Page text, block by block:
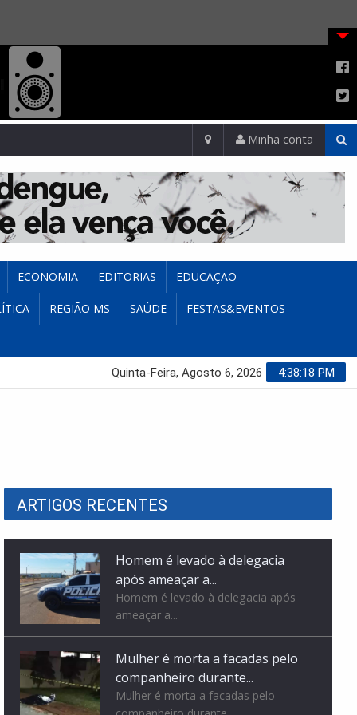
Minha conta
ECONOMIA EDITORIAS EDUCAÇÃO
REGIÃO MS SAÚDE FESTAS&EVENTOS
4:38:19 PM
Quinta-Feira, Agosto 6, 2026
ARTIGOS RECENTES
Mulher é morta a facadas pelo
companheiro durante...
Mulher é morta a facadas pelo
companheiro durante...
Mega-Sena pode pagar R$ 150
milhões nesta quinta-feira
Mega-Sena pode pagar R$ 150